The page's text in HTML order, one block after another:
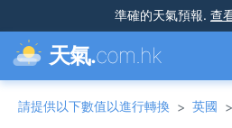
準確的天氣預報. 查
天氣.com.hk
請提供以下數值以進行轉換 > 英國 >